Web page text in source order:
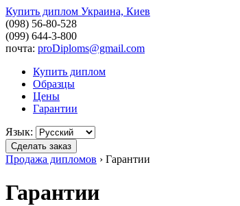
Купить диплом Украина, Киев
(098) 56-80-528
(099) 644-3-800
почта: proDiploms@gmail.com
Купить диплом
Образцы
Цены
Гарантии
Язык:
Сделать заказ
Продажа дипломов › Гарантии
Гарантии